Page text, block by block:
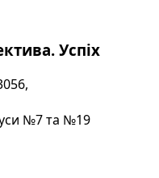
Успіх
№7 та №19